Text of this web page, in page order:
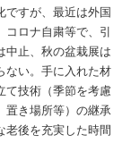
ですが、最近は外国
ロナ自粛等で、引
中止、秋の盆栽展は
ない。手に入れた材
て技術（季節を考慮
置き場所等）の継承
老後を充実した時間